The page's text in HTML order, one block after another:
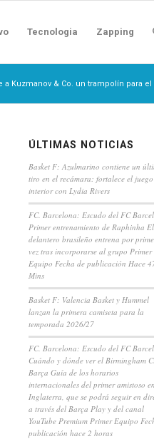
Tecnologia Zapping
Kuzmanov & Co. un trampolín para el
ÚLTIMAS NOTICIAS
Basket F: Azulmarino contiene un
tiro en el recámara: fortalece el juego
interior con Lydia Rivers
FC. Barcelona: Escudo del FC
Primer entrenamiento de Raphinha El
delantero brasileño entrena por
vez tras incorporarse al grupo Primer
Equipo Fecha de publicación Hace
Mins
Basket F: Valencia Basket y Hummel
lanzan la primera camiseta para la
temporada 2026/27
FC. Barcelona: Escudo del FC
Cuándo y dónde ver el Birmingham
Barça Guía de los horarios
internacionales del primer amistoso en
Inglaterra, que se podrá seguir en
a través del Barça Play y del canal
YouTube Premium Primer Equipo
publicación hace 2 horas